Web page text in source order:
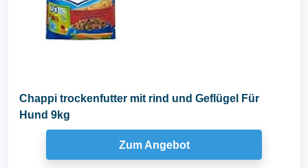
Chappi trockenfutter mit rind und Geflügel Für
Hund 9kg
Zum Angebot